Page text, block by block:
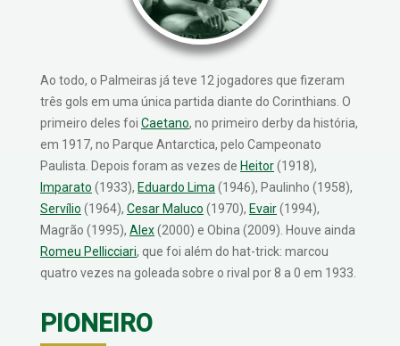
Ao todo, o Palmeiras já teve 12 jogadores que fizeram
três gols em uma única partida diante do Corinthians. O
primeiro deles foi Caetano, no primeiro derby da história,
em 1917, no Parque Antarctica, pelo Campeonato
Paulista. Depois foram as vezes de Heitor(1918),
Imparato (1933), Eduardo Lima (1946), Paulinho (1958),
Servílio (1964), Cesar Maluco (1970), Evair(1994),
Magrão (1995), Alex(2000) e Obina (2009). Houve ainda
Romeu Pellicciari, que foi além do hat­-trick: marcou
quatro vezes na goleada sobre o rival por 8 a 0 em 1933.
PIONEIRO